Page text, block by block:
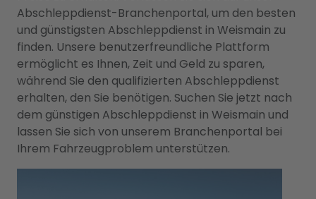
Abschleppdienst-Branchenportal, um den besten
und günstigsten Abschleppdienst in Weismain zu
finden. Unsere benutzerfreundliche Plattform
ermöglicht es Ihnen, Zeit und Geld zu sparen,
während Sie den qualifizierten Abschleppdienst
erhalten, den Sie benötigen. Suchen Sie jetzt nach
dem günstigen Abschleppdienst in Weismain und
lassen Sie sich von unserem Branchenportal bei
Ihrem Fahrzeugproblem unterstützen.